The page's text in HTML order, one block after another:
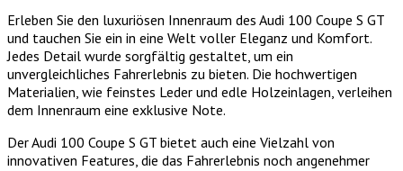
Erleben Sie den luxuriösen Innenraum des Audi 100 Coupe S GT
und tauchen Sie ein in eine Welt voller Eleganz und Komfort.
Jedes Detail wurde sorgfältig gestaltet, um ein
unvergleichliches Fahrerlebnis zu bieten. Die hochwertigen
Materialien, wie feinstes Leder und edle Holzeinlagen, verleihen
dem Innenraum eine exklusive Note.
Der Audi 100 Coupe S GT bietet auch eine Vielzahl von
innovativen Features, die das Fahrerlebnis noch angenehmer